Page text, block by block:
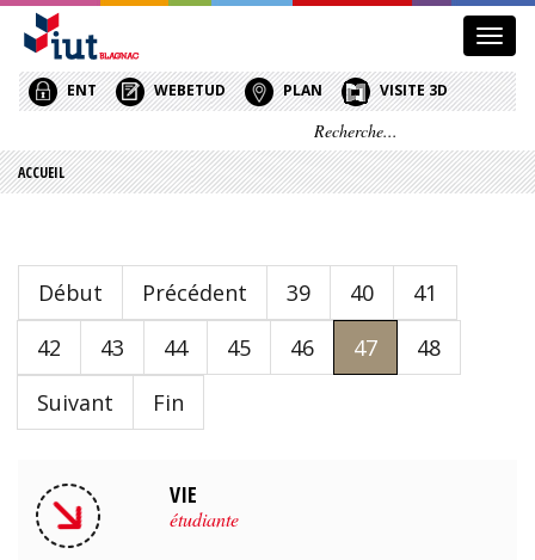
le
menu
ENT WEBETUD PLAN VISITE 3D
ACCUEIL
Début Précédent 39 40
41
42
43 44 45 46 47
48
Suivant
Fin
VIE
étudiante